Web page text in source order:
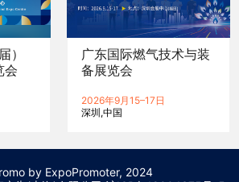
）
会
广东国际燃气技术与装
备展览会
2026年9月15–17日
深圳 中国
by ExpoPromoter, 2024